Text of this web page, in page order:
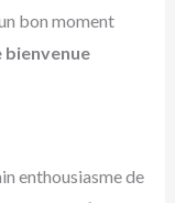
bon moment
bienvenue
enthousiasme de